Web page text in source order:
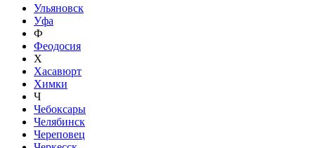
Ульяновск
Уфа
Ф
Феодосия
Х
Хасавюрт
Химки
Ч
Чебоксары
Челябинск
Череповец